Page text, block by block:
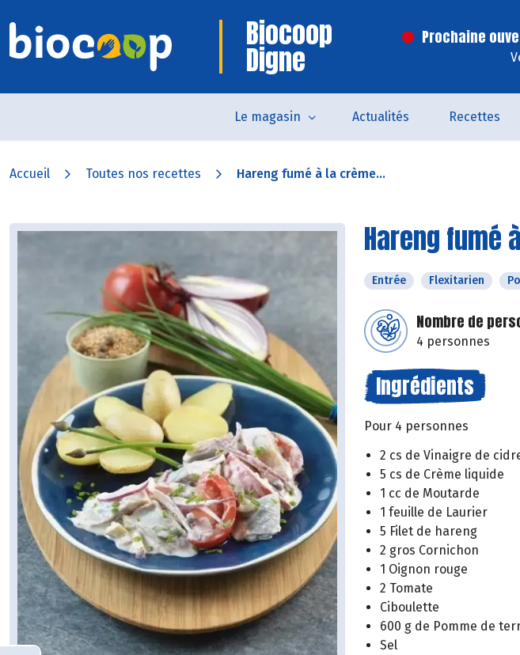
Biocoop
Digne
Prochaine
Le magasin Actualités Recettes
Accueil Toutes nos recettes Hareng fumé à la crème...
Hareng fumé
Entrée Flexitarien
Nombre de
4 personnes
Ingrédients
Pour 4 personnes
2 cs de Vinaigre de
5 cs de Crème liquide
1 cc de Moutarde
1 feuille de Laurier
5 Filet de hareng
2 gros Cornichon
1 Oignon rouge
2 Tomate
Ciboulette
600 g de Pomme de
Sel